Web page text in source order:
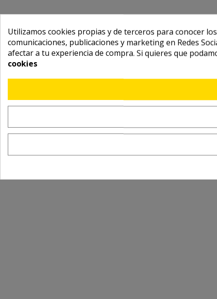
Utilizamos cookies propias y de terceros para conocer
comunicaciones, publicaciones y marketing en Redes
afectar a tu experiencia de compra. Si quieres que
cookies